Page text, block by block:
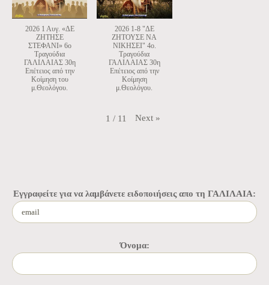
2026 1 Αυγ. «ΔΕ
ΖΗΤΗΣΕ
ΣΤΕΦΑΝΙ» 6ο
Τραγούδια
ΓΑΛΙΛΑΙΑΣ 30η
Επέτειος από την
Κοίμηση του
μ.Θεολόγου.
2026 1-8 "ΔΕ
ΖΗΤΟΥΣΕ ΝΑ
ΝΙΚΗΣΕΙ" 4ο.
Τραγούδια
ΓΑΛΙΛΑΙΑΣ 30η
Επέτειος από την
Κοίμηση
μ.Θεολόγου.
1 / 11 Next »
Εγγραφείτε για να λαμβάνετε ειδοποιήσεις απο τη ΓΑΛΙΛΑΙΑ:
Όνομα: